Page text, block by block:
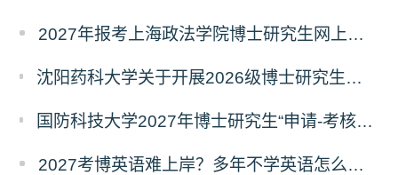
2027年报考上海政法学院博士研究生网上报名公告
沈阳药科大学关于开展2026级博士研究生录取后信息采集及档案调取等相关工作的通知
国防科技大学2027年博士研究生“申请-考核”制招生专业基础笔试考试大纲
2027考博英语难上岸？多年不学英语怎么备考？